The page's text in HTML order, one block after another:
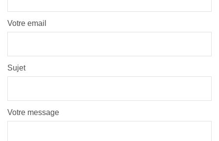
Votre email
Sujet
Votre message